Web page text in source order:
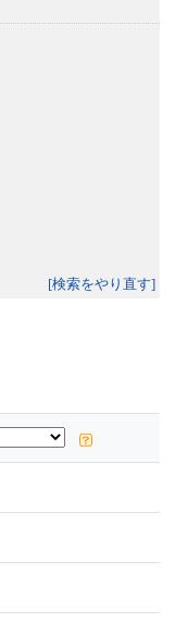
[検索をやり直す]